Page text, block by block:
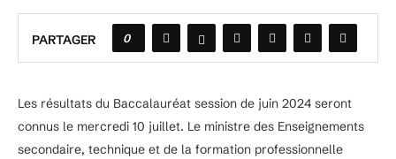
PARTAGER 0
Les résultats du Baccalauréat session de juin 2024 seront
connus le mercredi 10 juillet. Le ministre des Enseignements
secondaire, technique et de la formation professionnelle